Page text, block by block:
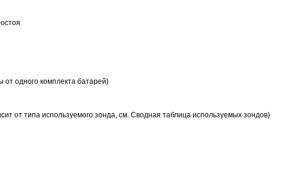
от одного комплекта батарей)
от типа используемого зонда, см. Сводная таблица используемых зондов)